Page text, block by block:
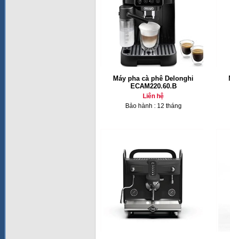
Máy pha cà phê Delonghi
ECAM220.60.B
Liên hệ
Bảo hành : 12 tháng